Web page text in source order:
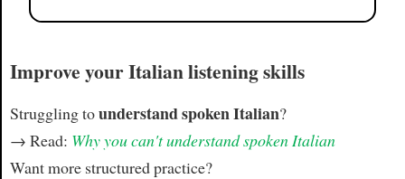
Improve your Italian listening skills
Struggling tounderstand spoken Italian?
→ Read: Why you can't understand spoken Italian
Want more structured practice?